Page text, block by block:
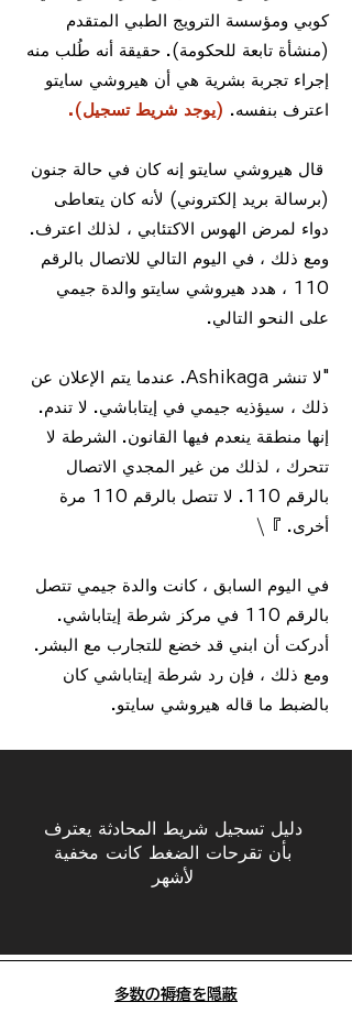
كوبي ومؤسسة الترويج الطبي المتقدم
(منشأة تابعة للحكومة). حقيقة أنه طُلب منه
إجراء تجربة بشرية هي أن هيروشي سايتو
اعترف بنفسه. (يوجد شريط تسجيل).
قال هيروشي سايتو إنه كان في حالة جنون
(برسالة بريد إلكتروني) لأنه كان يتعاطى
دواء لمرض الهوس الاكتئابي ، لذلك اعترف.
ومع ذلك ، في اليوم التالي للاتصال بالرقم
110 ، هدد هيروشي سايتو والدة جيمي
على النحو التالي.
"لا تنشر Ashikaga. عندما يتم الإعلان عن
ذلك ، سيؤذيه جيمي في إيتاباشي. لا تندم.
إنها منطقة ينعدم فيها القانون. الشرطة لا
تتحرك ، لذلك من غير المجدي الاتصال
بالرقم 110. لا تتصل بالرقم 110 مرة
أخرى. 』\
في اليوم السابق ، كانت والدة جيمي تتصل
بالرقم 110 في مركز شرطة إيتاباشي.
أدركت أن ابني قد خضع للتجارب مع البشر.
ومع ذلك ، فإن رد شرطة إيتاباشي كان
بالضبط ما قاله هيروشي سايتو.
دليل تسجيل شريط المحادثة يعترف
بأن تقرحات الضغط كانت مخفية
لأشهر
​多数の褥瘡を隠蔽